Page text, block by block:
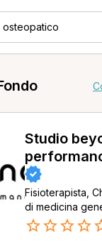
osteopatico
Studio
Fisioterapista,
di medicina